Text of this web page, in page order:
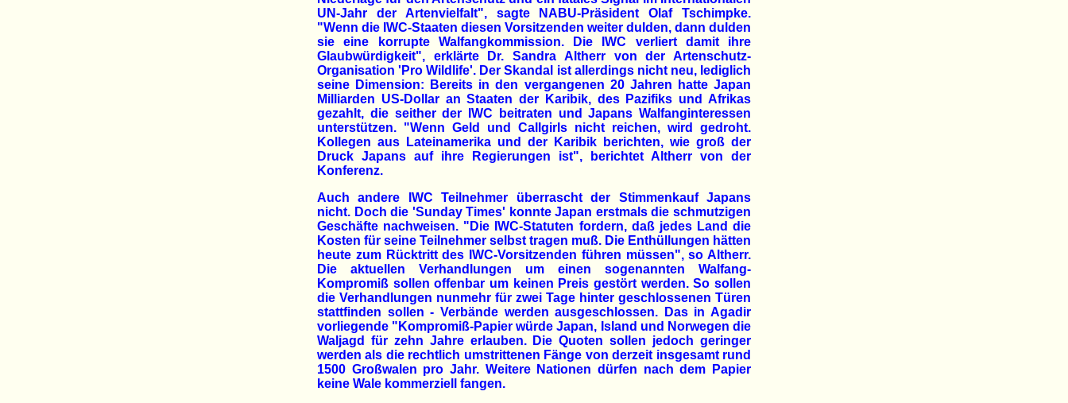
UN-Jahr der Artenvielfalt", sagte NABU-Präsident Olaf Tschimpke.
"Wenn die IWC-Staaten diesen Vorsitzenden weiter dulden, dann dulden
sie eine korrupte Walfangkommission. Die IWC verliert damit ihre
Glaubwürdigkeit", erklärte Dr. Sandra Altherr von der Artenschutz-
Organisation 'Pro Wildlife'. Der Skandal ist allerdings nicht neu, lediglich
seine Dimension: Bereits in den vergangenen 20 Jahren hatte Japan
Milliarden US-Dollar an Staaten der Karibik, des Pazifiks und Afrikas
gezahlt, die seither der IWC beitraten und Japans Walfanginteressen
unterstützen. "Wenn Geld und Callgirls nicht reichen, wird gedroht.
Kollegen aus Lateinamerika und der Karibik berichten, wie groß der
Druck Japans auf ihre Regierungen ist", berichtet Altherr von der
Konferenz.
Auch andere IWC Teilnehmer überrascht der Stimmenkauf Japans
nicht. Doch die 'Sunday Times' konnte Japan erstmals die schmutzigen
Geschäfte nachweisen. "Die IWC-Statuten fordern, daß jedes Land die
Kosten für seine Teilnehmer selbst tragen muß. Die Enthüllungen hätten
heute zum Rücktritt des IWC-Vorsitzenden führen müssen", so Altherr.
Die aktuellen Verhandlungen um einen sogenannten Walfang-
Kompromiß sollen offenbar um keinen Preis gestört werden. So sollen
die Verhandlungen nunmehr für zwei Tage hinter geschlossenen Türen
stattfinden sollen - Verbände werden ausgeschlossen. Das in Agadir
vorliegende "Kompromiß-Papier würde Japan, Island und Norwegen die
Waljagd für zehn Jahre erlauben. Die Quoten sollen jedoch geringer
werden als die rechtlich umstrittenen Fänge von derzeit insgesamt rund
1500 Großwalen pro Jahr. Weitere Nationen dürfen nach dem Papier
keine Wale kommerziell fangen.